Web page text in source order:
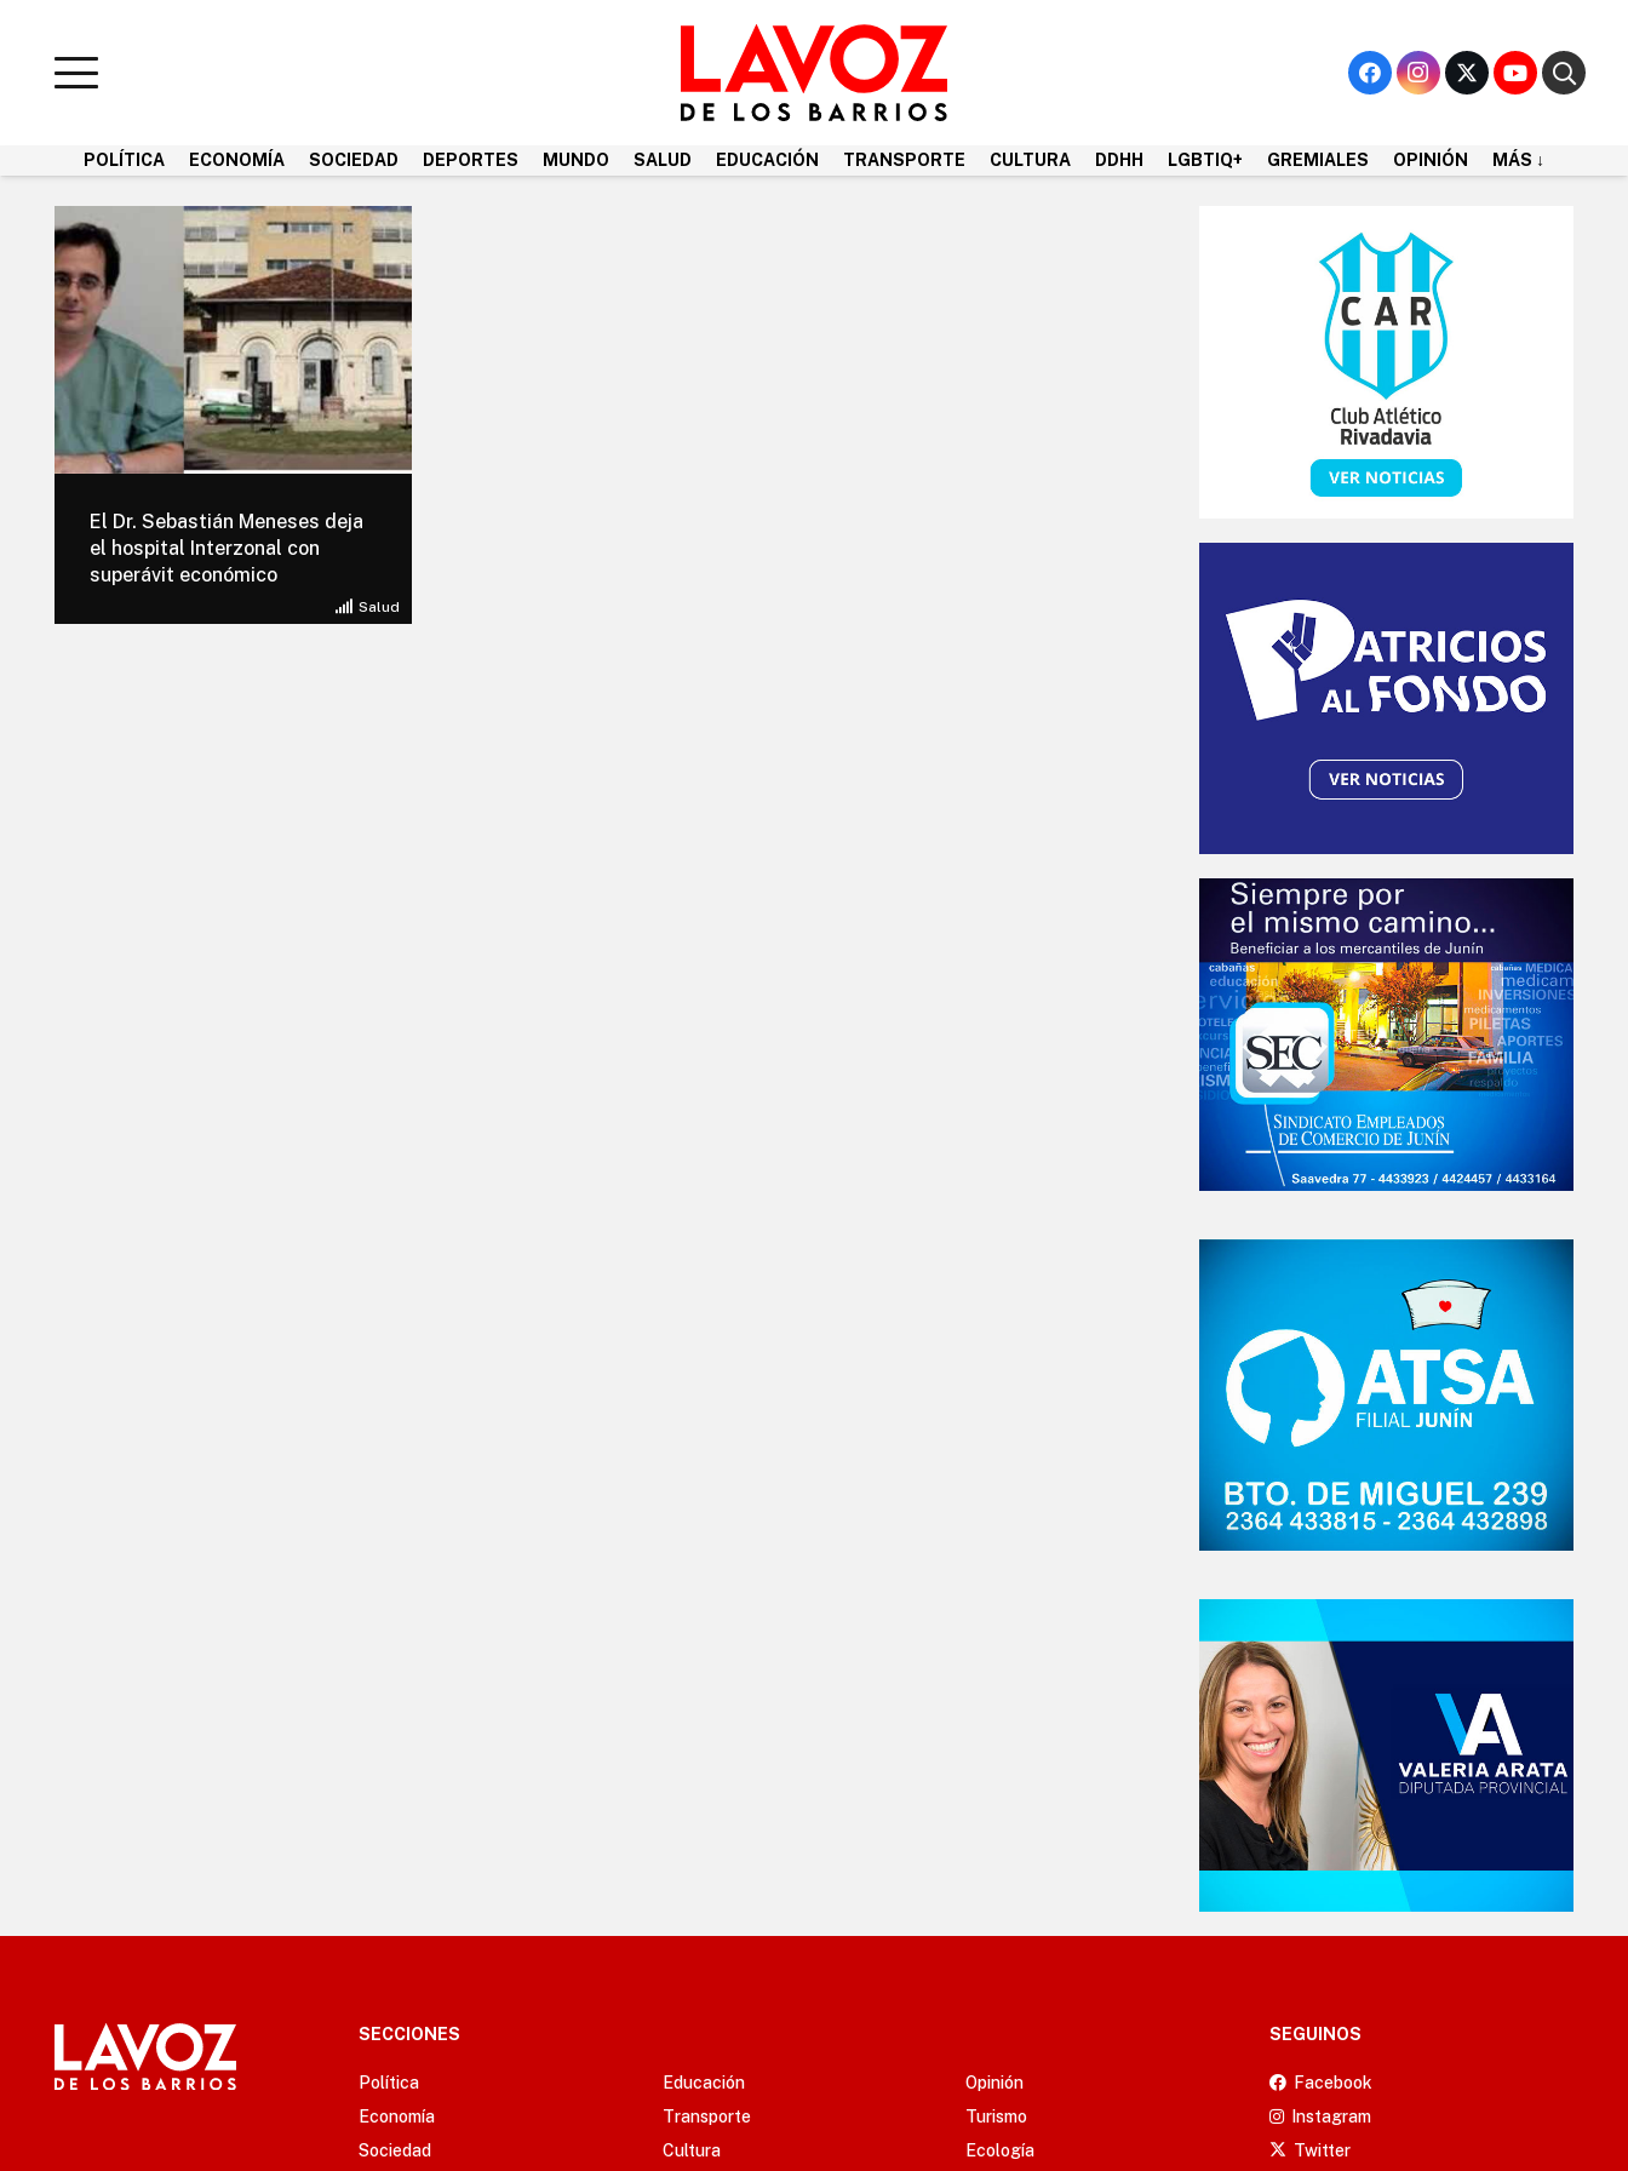
POLÍTICA ECONOMÍA SOCIEDAD DEPORTES MUNDO SALUD EDUCACIÓN TRANSPORTE CULTURA DDHH LGBTIQ+ GREMIALES OPINIÓN MÁS ↓
Salud
El Dr. Sebastián Meneses deja
el hospital Interzonal con
superávit económico
SECCIONES
Política
Economía
Sociedad
Educación
Transporte
Cultura
Opinión
Turismo
Ecología
SEGUINOS
Facebook
Instagram
Twitter